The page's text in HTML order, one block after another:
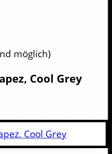
möglich)
Cool Grey